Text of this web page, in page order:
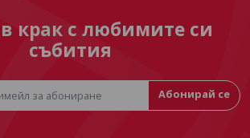
крак с любимите си
събития
Абонирай се